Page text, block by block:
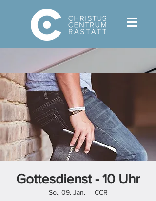
Gottesdienst - 10 Uhr
So., 09. Jan.
  |
CCR